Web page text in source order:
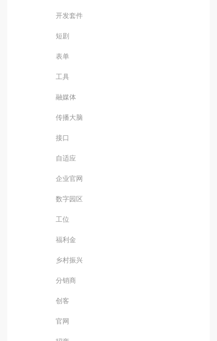
开发套件
短剧
表单
工具
融媒体
传播大脑
接口
自适应
企业官网
数字园区
工位
福利金
乡村振兴
分销商
创客
官网